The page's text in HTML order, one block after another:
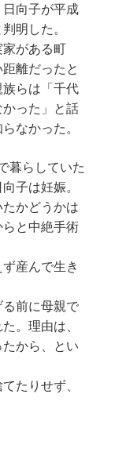
向子が平成
明した。
家がある町
離だったと
らは「千代
った」と話
なかった。
暮らしていた
子は妊娠。
かどうかは
と中絶手術
産んで生き
前に母親で
。理由は、
から、とい
たりせず、